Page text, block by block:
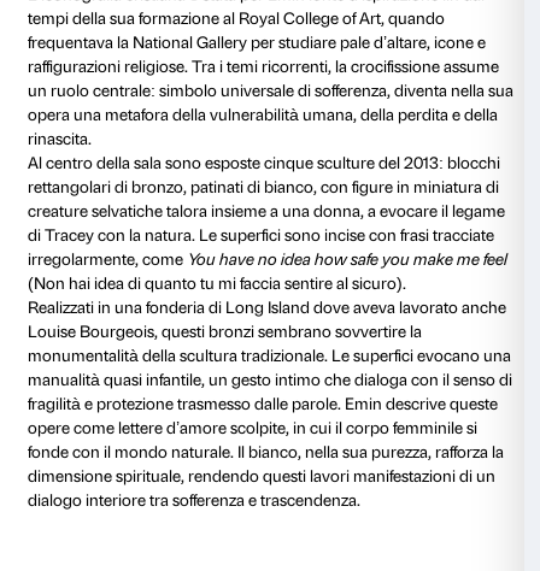
Sala 5
Those who Suffer LOVE
Those who Suffer LOVE(Chi soffre AMA, 2009) è
neon che esprime una riflessione sull’amore e sulla
Come spiega Emin, «l’amore raramente arriva con
quando ciò accade, di solito svanisce in fretta».
Le sue opere al neon non si limitano a esplorare
persone, ma evocano condizioni universali: la grafia
e li trasforma in aforismi, elevando l’esperienza
dimensione collettiva.
Lo stesso titoloThose who suffer loveaccomuna un
d’animazione (2009) composto da centocinquanta
figura femminile protagonista si mostra a gambe